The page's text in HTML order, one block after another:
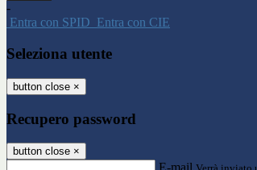
-
Entra con SPID Entra con CIE
Seleziona utente
button close ×
Recupero password
button close ×